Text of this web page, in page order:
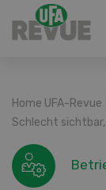
Home UFA-Revue
Schlecht